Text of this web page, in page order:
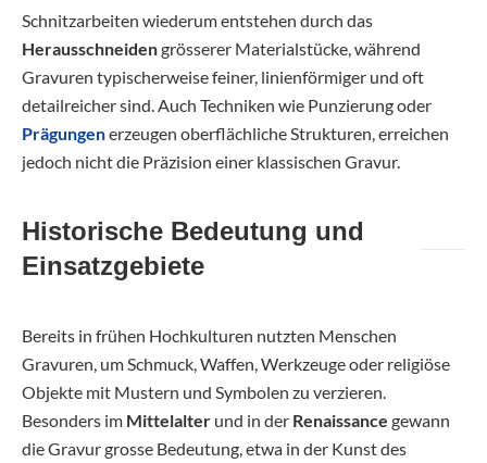
Schnitzarbeiten wiederum entstehen durch das
Herausschneidengrösserer Materialstücke, während
Gravuren typischerweise feiner, linienförmiger und oft
detailreicher sind. Auch Techniken wie Punzierung oder
Prägungenerzeugen oberflächliche Strukturen, erreichen
jedoch nicht die Präzision einer klassischen Gravur.
Historische Bedeutung und
Einsatzgebiete
Bereits in frühen Hochkulturen nutzten Menschen
Gravuren, um Schmuck, Waffen, Werkzeuge oder religiöse
Objekte mit Mustern und Symbolen zu verzieren.
Besonders im Mittelalter und in der Renaissance gewann
die Gravur grosse Bedeutung, etwa in der Kunst des